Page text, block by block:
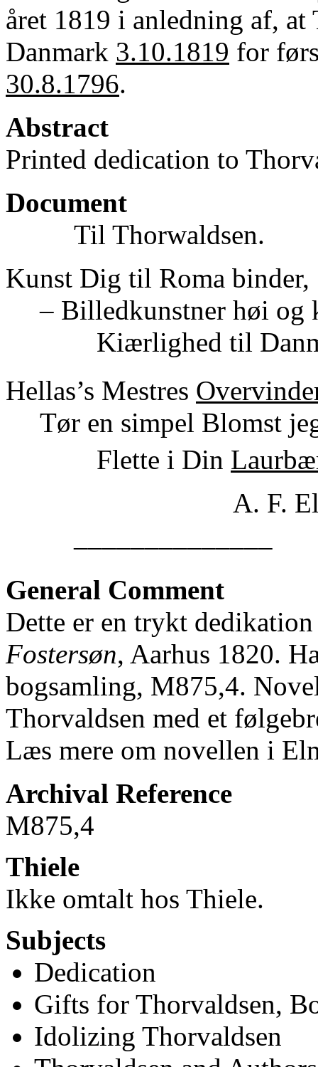
året 1819 i anledning af,
Danmark 3.10.1819 for
30.8.1796.
Abstract
Printed dedication to
Document
Til Thorwaldsen.
Kunst Dig til Roma binder,
– Billedkunstner høi
Kiærlighed til
Hellas’s Mestres
Tør en simpel Blomst
Flette i Din
A. F.
––––––––––––––
General Comment
Dette er en trykt
Fostersøn, Aarhus 1820.
bogsamling, M875,4.
Thorvaldsen med et
Læs mere om novellen i
Archival Reference
M875,4
Thiele
Ikke omtalt hos Thiele.
Subjects
Dedication
Gifts for Thorvaldsen,
Idolizing Thorvaldsen